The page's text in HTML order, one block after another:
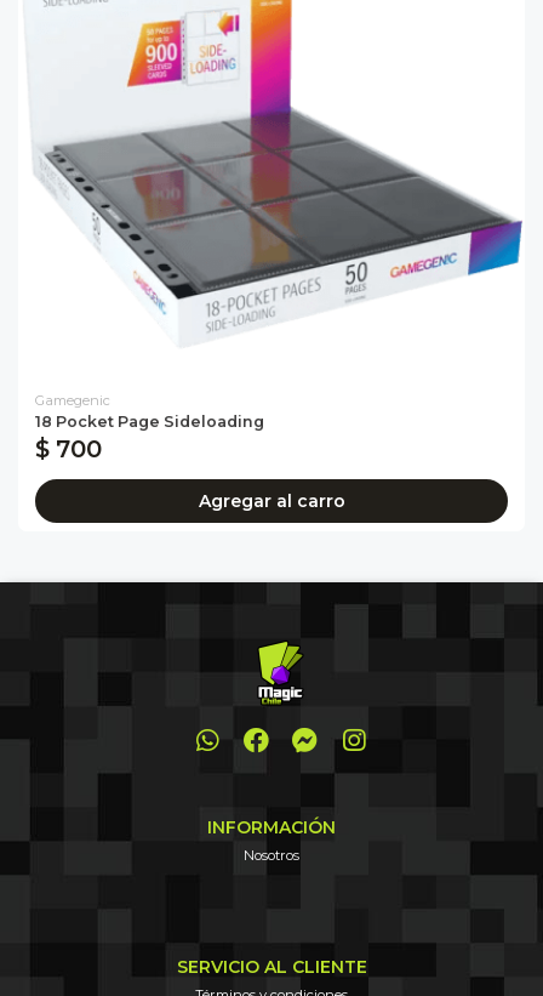
Gamegenic
18 Pocket Page Sideloading
$ 700
Agregar al carro
INFORMACIÓN
Nosotros
SERVICIO AL CLIENTE